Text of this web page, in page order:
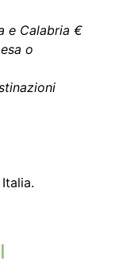
e Calabria €
o